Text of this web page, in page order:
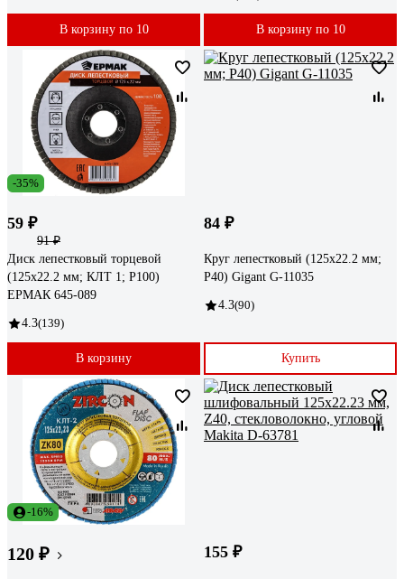
В корзину по 10 В корзину по 10
-35%
59 ₽
91 ₽
Диск лепестковый торцевой
(125х22.2 мм; КЛТ 1; Р100)
ЕРМАК 645-089
4.3(139)
В корзину
84 ₽
Круг лепестковый (125x22.2 мм;
P40) Gigant G-11035
4.3(90)
Купить
-16%
120 ₽ 155 ₽